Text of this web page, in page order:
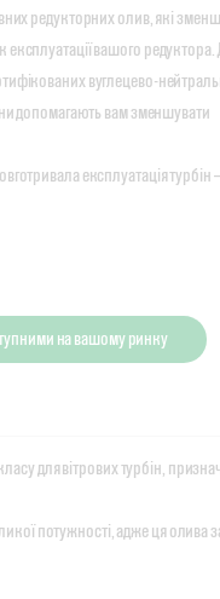
редукторних олив, які
вашого редуктора.
вуглецево-
допомагають вам зменшувати
експлуатація турбін
на вашому ринку
для вітрових турбін,
потужності, адже ця